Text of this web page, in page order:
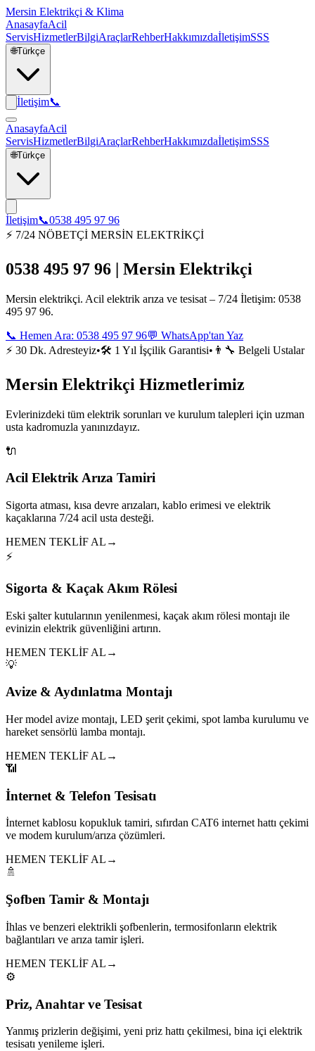
Mersin Elektrikçi & Klima
AnasayfaAcil
ServisHizmetlerBilgiAraçlarRehberHakkımızdaİletişimSSS
🌐Türkçe
İletişim📞
AnasayfaAcil
ServisHizmetlerBilgiAraçlarRehberHakkımızdaİletişimSSS
🌐Türkçe
İletişim📞0538 495 97 96
⚡ 7/24 NÖBETÇİ MERSİN ELEKTRİKÇİ
0538 495 97 96 | Mersin Elektrikçi
Mersin elektrikçi. Acil elektrik arıza ve tesisat – 7/24 İletişim: 0538
495 97 96.
📞 Hemen Ara: 0538 495 97 96💬 WhatsApp'tan Yaz
⚡ 30 Dk. Adresteyiz•🛠️ 1 Yıl İşçilik Garantisi• 👨‍🔧 Belgeli Ustalar
Mersin Elektrikçi Hizmetlerimiz
Evlerinizdeki tüm elektrik sorunları ve kurulum talepleri için uzman
usta kadromuzla yanınızdayız.
🔌
Acil Elektrik Arıza Tamiri
Sigorta atması, kısa devre arızaları, kablo erimesi ve elektrik
kaçaklarına 7/24 acil usta desteği.
HEMEN TEKLİF AL →
⚡
Sigorta & Kaçak Akım Rölesi
Eski şalter kutularının yenilenmesi, kaçak akım rölesi montajı ile
evinizin elektrik güvenliğini artırın.
HEMEN TEKLİF AL →
💡
Avize & Aydınlatma Montajı
Her model avize montajı, LED şerit çekimi, spot lamba kurulumu ve
hareket sensörlü lamba montajı.
HEMEN TEKLİF AL →
📶
İnternet & Telefon Tesisatı
İnternet kablosu kopukluk tamiri, sıfırdan CAT6 internet hattı çekimi
ve modem kurulum/arıza çözümleri.
HEMEN TEKLİF AL →
🚿
Şofben Tamir & Montajı
İhlas ve benzeri elektrikli şofbenlerin, termosifonların elektrik
bağlantıları ve arıza tamir işleri.
HEMEN TEKLİF AL →
⚙️
Priz, Anahtar ve Tesisat
Yanmış prizlerin değişimi, yeni priz hattı çekilmesi, bina içi elektrik
tesisatı yenileme işleri.